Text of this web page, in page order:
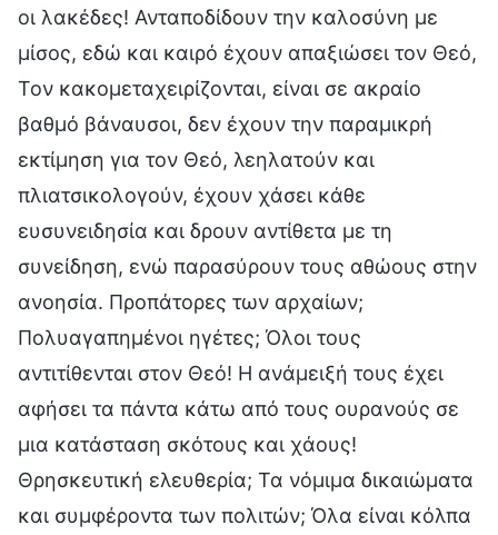
οι λακέδες! Ανταποδίδουν την καλοσύνη με
μίσος, εδώ και καιρό έχουν απαξιώσει τον Θεό,
Τον κακομεταχειρίζονται, είναι σε ακραίο
βαθμό βάναυσοι, δεν έχουν την παραμικρή
εκτίμηση για τον Θεό, λεηλατούν και
πλιατσικολογούν, έχουν χάσει κάθε
ευσυνειδησία και δρουν αντίθετα με τη
συνείδηση, ενώ παρασύρουν τους αθώους στην
ανοησία. Προπάτορες των αρχαίων;
Πολυαγαπημένοι ηγέτες; Όλοι τους
αντιτίθενται στον Θεό! Η ανάμειξή τους έχει
αφήσει τα πάντα κάτω από τους ουρανούς σε
μια κατάσταση σκότους και χάους!
Θρησκευτική ελευθερία; Τα νόμιμα δικαιώματα
και συμφέροντα των πολιτών; Όλα είναι κόλπα